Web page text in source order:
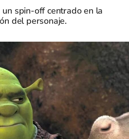
spin-off centrado en la
del personaje.